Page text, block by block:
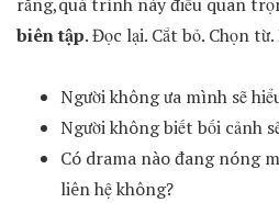
biên tập. Đọc lại. Cắt bỏ. Chọn
Người không ưa mình sẽ
Người không biết bối cảnh
Có drama nào đang nóng
liên hệ không?